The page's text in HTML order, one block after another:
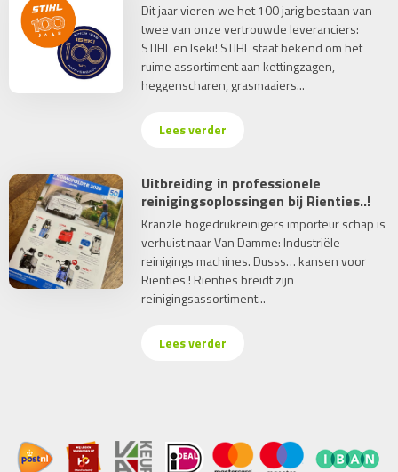
Dit jaar vieren we het 100 jarig bestaan van
twee van onze vertrouwde leveranciers:
STIHL en Iseki! STIHL staat bekend om het
ruime assortiment aan kettingzagen,
heggenscharen, grasmaaiers...
Lees verder
Uitbreiding in professionele
reinigingsoplossingen bij Rienties..!
Kränzle hogedrukreinigers importeur schap is
verhuist naar Van Damme: Industriële
reinigings machines. Dusss… kansen voor
Rienties ! Rienties breidt zijn
reinigingsassortiment...
Lees verder